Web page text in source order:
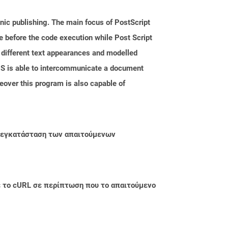
publishing. The main focus of PostScript
the code execution while Post Script
text appearances and modelled
is able to intercommunicate a document
this program is also capable of
των απαιτούμενων
το cURL σε περίπτωση που το απαιτούμενο